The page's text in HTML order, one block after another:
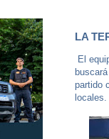
LA
El
partido
locales.